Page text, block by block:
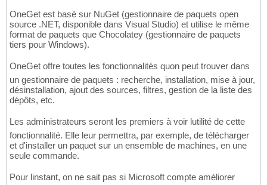
OneGet est basé sur NuGet (gestionnaire de paquets open
source .NET, disponible dans Visual Studio) et utilise le même
format de paquets que Chocolatey (gestionnaire de paquets
tiers pour Windows).
OneGet offre toutes les fonctionnalités quon peut trouver dans
un gestionnaire de paquets : recherche, installation, mise à jour,
désinstallation, ajout des sources, filtres, gestion de la liste des
dépôts, etc.
Les administrateurs seront les premiers à voir lutilité de cette
fonctionnalité. Elle leur permettra, par exemple, de télécharger
et d'installer un paquet sur un ensemble de machines, en une
seule commande.
Pour linstant, on ne sait pas si Microsoft compte améliorer